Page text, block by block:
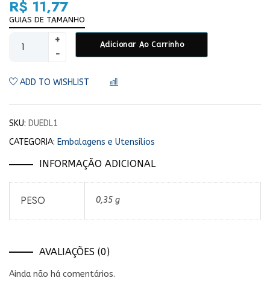
R$ 11,77
GUIAS DE TAMANHO
Adicionar Ao Carrinho
ADD TO WISHLIST
SKU: DUEDL1
CATEGORIA: Embalagens e Utensílios
INFORMAÇÃO ADICIONAL
PESO 0,35 g
AVALIAÇÕES (0)
Ainda não há comentários.